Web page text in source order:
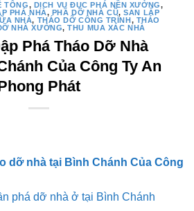
TÔNG, DỊCH VỤ ĐỤC PHÁ NỀN XƯỞNG,
PHÁ NHÀ, PHÁ DỠ NHÀ CŨ,SAN LẤP
NHÀ, THÁO DỠ CÔNG TRÌNH, THÁO
NHÀ XƯỞNG,THU MUA XÁC NHÀ
Phá Tháo Dỡ Nhà
Của Công Ty An
Phát
dỡ nhà tại Bình Chánh Của Công
phá dỡ nhà ở tại Bình Chánh